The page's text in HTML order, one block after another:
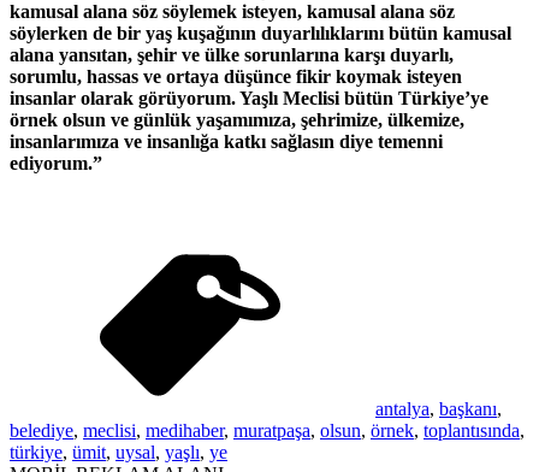
kamusal alana söz söylemek isteyen, kamusal alana söz
söylerken de bir yaş kuşağının duyarlılıklarını bütün kamusal
alana yansıtan, şehir ve ülke sorunlarına karşı duyarlı,
sorumlu, hassas ve ortaya düşünce fikir koymak isteyen
insanlar olarak görüyorum. Yaşlı Meclisi bütün Türkiye’ye
örnek olsun ve günlük yaşamımıza, şehrimize, ülkemize,
insanlarımıza ve insanlığa katkı sağlasın diye temenni
ediyorum.”
antalya, başkanı,
belediye, meclisi, medihaber, muratpaşa, olsun, örnek, toplantısında,
türkiye, ümit, uysal, yaşlı, ye